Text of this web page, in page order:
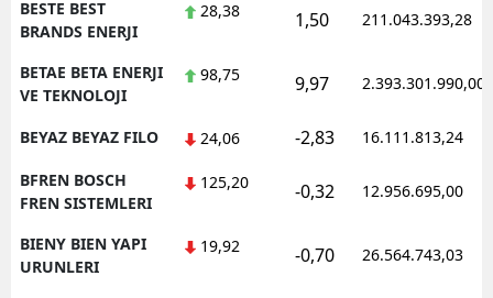
BESTE BEST
BRANDS ENERJI
28,38 1,50 211.043.393,28
BETAE BETA ENERJI
VE TEKNOLOJI
98,75 9,97 2.393.301.990,00
BEYAZ BEYAZ FILO 24,06 -2,83 16.111.813,24
BFREN BOSCH
FREN SISTEMLERI
125,20 -0,32 12.956.695,00
BIENY BIEN YAPI
URUNLERI
19,92 -0,70 26.564.743,03